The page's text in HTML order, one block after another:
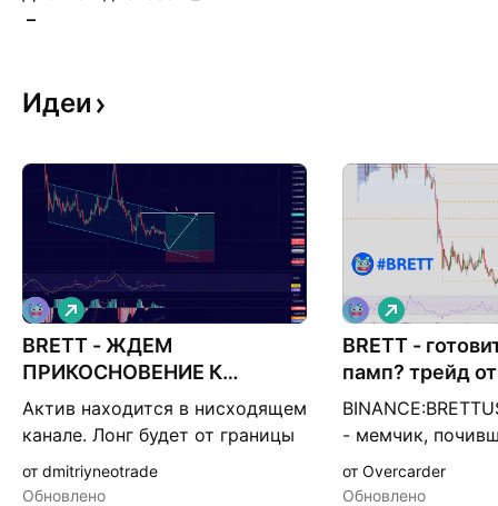
–
Идеи
BRETT - ЖДЕМ
ПРИКОСНОВЕНИЕ К
КАНАЛУ. (23.07.2026)
Актив находится в нисходящем
канале. Лонг будет от границы
этого канала. Не фин. совет -
делайте анализ сами. Буду
Д
л
и
н
н
я
от dmitriyneotrade
Обновлено
BRETT -
памп? трейд от
разворотной
- мемчик,
Структура: - На
какую-то
Д
л
и
н
а
я
от Overcarder
Обновлено